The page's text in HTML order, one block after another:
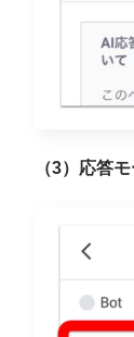
（3）応答